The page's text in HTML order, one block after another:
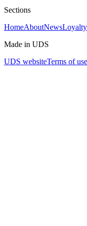
Sections
HomeAboutNews
Made in UDS
UDS websiteTerms of use